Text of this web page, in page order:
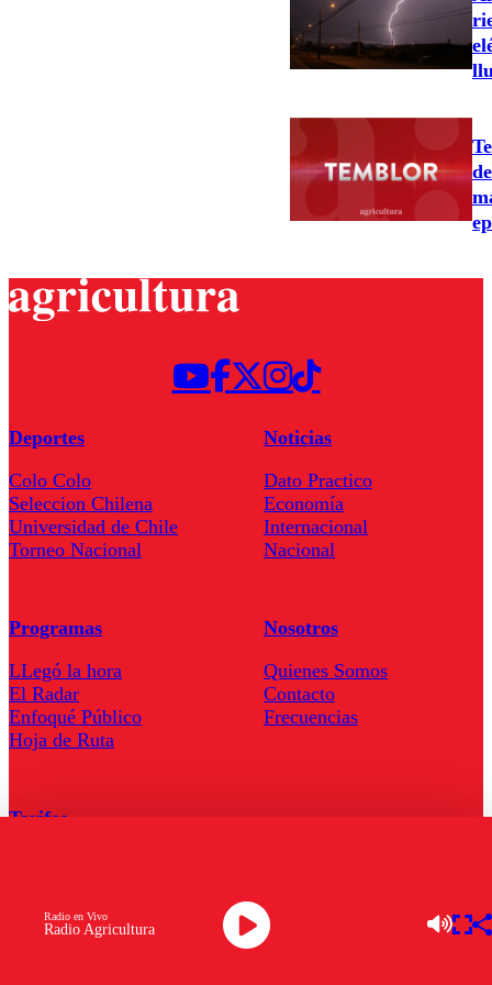
Radio Agricultura
Radio en Vivo
Deportes
Colo Colo
Seleccion Chilena
Universidad de Chile
Torneo Nacional
Noticias
Dato Practico
Economía
Internacional
Nacional
Programas
LLegó la hora
El Radar
Enfoqué Público
Hoja de Ruta
Nosotros
Quienes Somos
Contacto
Frecuencias
Tarifas